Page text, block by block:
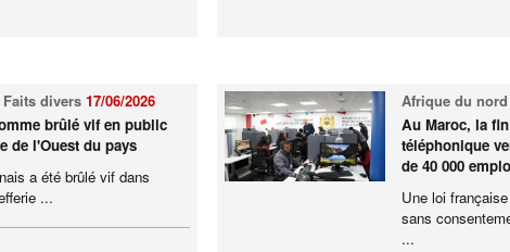
Faits divers17/06/2026
brûlé vif en public
de l'Ouest du pays
a été brûlé vif dans
...
Afrique du
Au Maroc, la
téléphonique
de 40 000
Une loi
sans
...